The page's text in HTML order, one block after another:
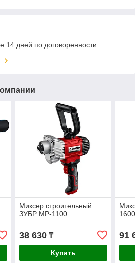
14 дней по договоренности
Миксер строительный
ЗУБР МР-1100
38 630₸
Купить
91